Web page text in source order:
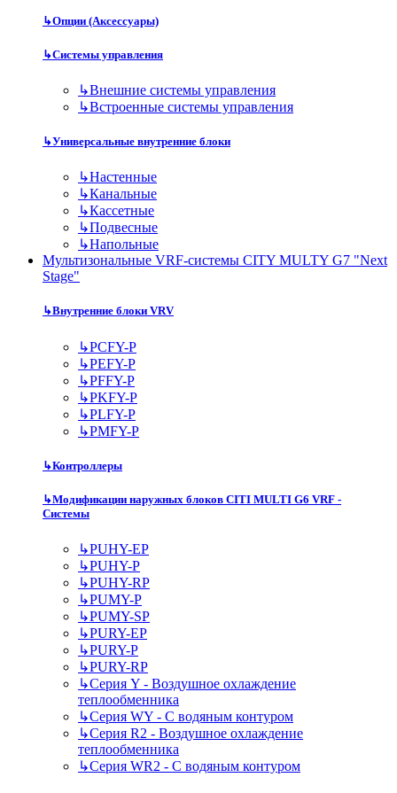
↳Опции (Аксессуары)
↳Системы управления
↳Внешние системы управления
↳Встроенные системы управления
↳Универсальные внутренние блоки
↳Настенные
↳Канальные
↳Кассетные
↳Подвесные
↳Напольные
Мультизональные VRF-системы CITY MULTY G7 "Next
Stage"
↳Внутренние блоки VRV
↳PCFY-P
↳PEFY-P
↳PFFY-P
↳PKFY-P
↳PLFY-P
↳PMFY-P
↳Контроллеры
↳Модификации наружных блоков CITI MULTI G6 VRF -
Системы
↳PUHY-EP
↳PUHY-P
↳PUHY-RP
↳PUMY-P
↳PUMY-SP
↳PURY-EP
↳PURY-P
↳PURY-RP
↳Серия Y - Воздушное охлаждение
теплообменника
↳Серия WY - С водяным контуром
↳Серия R2 - Воздушное охлаждение
теплообменника
↳Серия WR2 - С водяным контуром